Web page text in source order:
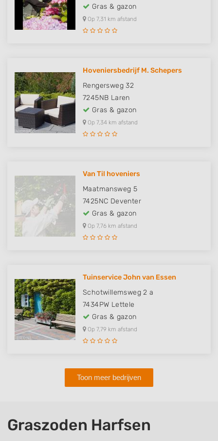
Gras & gazon
Op 7,31 km afstand
Hoveniersbedrijf M. Schepers
Rengersweg 32
7245NB Laren
Gras & gazon
Op 7,34 km afstand
Van Til hoveniers
Maatmansweg 5
7425NC Deventer
Gras & gazon
Op 7,76 km afstand
Tuinservice John van Essen
Schotwillemsweg 2 a
7434PW Lettele
Gras & gazon
Op 7,79 km afstand
Toon meer bedrijven
Graszoden Harfsen